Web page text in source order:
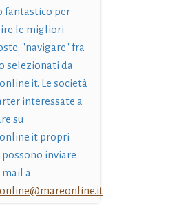
fantastico per
le migliori
"navigare" fra
selezionati da
Le società
interessate a
su
propri
possono inviare
mail a